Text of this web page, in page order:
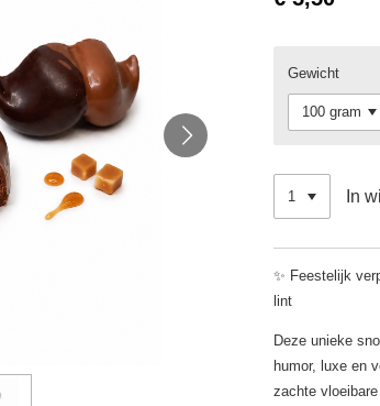
Gewicht
In
✨ Feestelijk
lint
Deze unieke
humor, luxe en
zachte